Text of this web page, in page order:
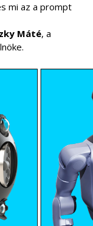
mi az a prompt
Máté, a